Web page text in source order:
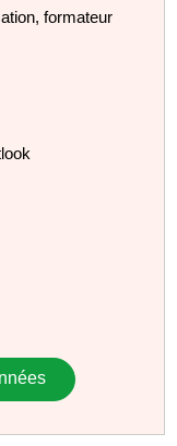
formateur